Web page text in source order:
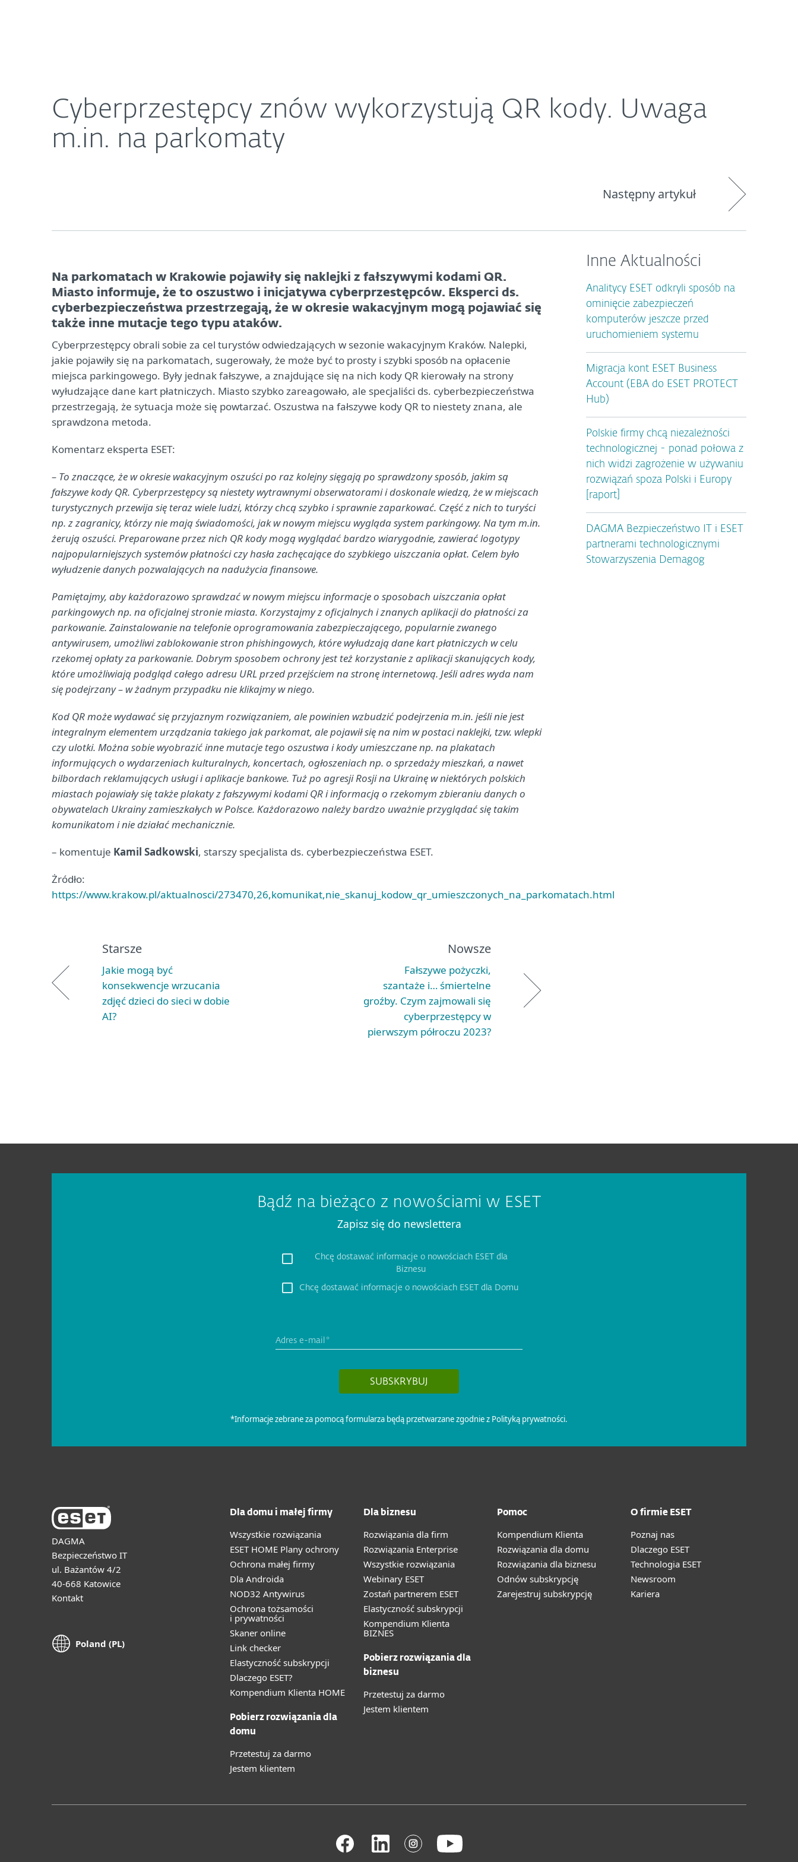
Cyberprzestępcy znów wykorzystują QR kody. Uwaga
m.in. na parkomaty
Następny artykuł
Na parkomatach w Krakowie pojawiły się naklejki z fałszywymi kodami QR.
Miasto informuje, że to oszustwo i inicjatywa cyberprzestępców. Eksperci ds.
cyberbezpieczeństwa przestrzegają, że w okresie wakacyjnym mogą pojawiać się
także inne mutacje tego typu ataków.
Cyberprzestępcy obrali sobie za cel turystów odwiedzających w sezonie wakacyjnym Kraków. Nalepki,
jakie pojawiły się na parkomatach, sugerowały, że może być to prosty i szybki sposób na opłacenie
miejsca parkingowego. Były jednak fałszywe, a znajdujące się na nich kody QR kierowały na strony
wyłudzające dane kart płatniczych. Miasto szybko zareagowało, ale specjaliści ds. cyberbezpieczeństwa
przestrzegają, że sytuacja może się powtarzać. Oszustwa na fałszywe kody QR to niestety znana, ale
sprawdzona metoda.
Komentarz eksperta ESET:
– To znaczące, że w okresie wakacyjnym oszuści po raz kolejny sięgają po sprawdzony sposób, jakim są
fałszywe kody QR. Cyberprzestępcy są niestety wytrawnymi obserwatorami i doskonale wiedzą, że w miejscach
turystycznych przewija się teraz wiele ludzi, którzy chcą szybko i sprawnie zaparkować. Część z nich to turyści
np. z zagranicy, którzy nie mają świadomości, jak w nowym miejscu wygląda system parkingowy. Na tym m.in.
żerują oszuści. Preparowane przez nich QR kody mogą wyglądać bardzo wiarygodnie, zawierać logotypy
najpopularniejszych systemów płatności czy hasła zachęcające do szybkiego uiszczania opłat. Celem było
wyłudzenie danych pozwalających na nadużycia finansowe.
Pamiętajmy, aby każdorazowo sprawdzać w nowym miejscu informacje o sposobach uiszczania opłat
parkingowych np. na oficjalnej stronie miasta. Korzystajmy z oficjalnych i znanych aplikacji do płatności za
parkowanie. Zainstalowanie na telefonie oprogramowania zabezpieczającego, popularnie zwanego
antywirusem, umożliwi zablokowanie stron phishingowych, które wyłudzają dane kart płatniczych w celu
rzekomej opłaty za parkowanie. Dobrym sposobem ochrony jest też korzystanie z aplikacji skanujących kody,
które umożliwiają podgląd całego adresu URL przed przejściem na stronę internetową. Jeśli adres wyda nam
się podejrzany – w żadnym przypadku nie klikajmy w niego.
Kod QR może wydawać się przyjaznym rozwiązaniem, ale powinien wzbudzić podejrzenia m.in. jeśli nie jest
integralnym elementem urządzania takiego jak parkomat, ale pojawił się na nim w postaci naklejki, tzw. wlepki
czy ulotki. Można sobie wyobrazić inne mutacje tego oszustwa i kody umieszczane np. na plakatach
informujących o wydarzeniach kulturalnych, koncertach, ogłoszeniach np. o sprzedaży mieszkań, a nawet
bilbordach reklamujących usługi i aplikacje bankowe. Tuż po agresji Rosji na Ukrainę w niektórych polskich
miastach pojawiały się także plakaty z fałszywymi kodami QR i informacją o rzekomym zbieraniu danych o
obywatelach Ukrainy zamieszkałych w Polsce. Każdorazowo należy bardzo uważnie przyglądać się takim
komunikatom i nie działać mechanicznie.
– komentuje Kamil Sadkowski, starszy specjalista ds. cyberbezpieczeństwa ESET.
Żródło:
https://www.krakow.pl/aktualnosci/273470,26,komunikat,nie_skanuj_kodow_qr_umieszczonych_na_parkomatach.html
Starsze
Jakie mogą być
konsekwencje wrzucania
zdjęć dzieci do sieci w dobie
AI?
Nowsze
Fałszywe pożyczki,
szantaże i… śmiertelne
groźby. Czym zajmowali się
cyberprzestępcy w
pierwszym półroczu 2023?
Inne Aktualności
Analitycy ESET odkryli sposób na
ominięcie zabezpieczeń
komputerów jeszcze przed
uruchomieniem systemu
Migracja kont ESET Business
Account (EBA do ESET PROTECT
Hub)
Polskie firmy chcą niezależności
technologicznej - ponad połowa z
nich widzi zagrożenie w używaniu
rozwiązań spoza Polski i Europy
[raport]
DAGMA Bezpieczeństwo IT i ESET
partnerami technologicznymi
Stowarzyszenia Demagog
DAGMA
Bezpieczeństwo IT
ul. Bażantów 4/2
40-668 Katowice
Kontakt
Poland (PL)
Dla domu i małej firmy
Wszystkie rozwiązania
ESET HOME Plany ochrony
Ochrona małej firmy
Dla Androida
NOD32 Antywirus
Ochrona tożsamości
i prywatności
Skaner online
Link checker
Elastyczność subskrypcji
Dlaczego ESET?
Kompendium Klienta HOME
Pobierz rozwiązania dla
domu
Przetestuj za darmo
Jestem klientem
Dla biznesu
Rozwiązania dla firm
Rozwiązania Enterprise
Wszystkie rozwiązania
Webinary ESET
Zostań partnerem ESET
Elastyczność subskrypcji
Kompendium Klienta
BIZNES
Pobierz rozwiązania dla
biznesu
Przetestuj za darmo
Jestem klientem
Pomoc
Kompendium Klienta
Rozwiązania dla domu
Rozwiązania dla biznesu
Odnów subskrypcję
Zarejestruj subskrypcję
O firmie ESET
Poznaj nas
Dlaczego ESET
Technologia ESET
Newsroom
Kariera